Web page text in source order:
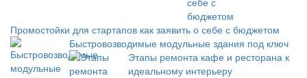
Промостойки для стартапов как заявить о себе с бюджетом
Быстровозводимые модульные здания под ключ
Этапы ремонта кафе и ресторана к
идеальному интерьеру